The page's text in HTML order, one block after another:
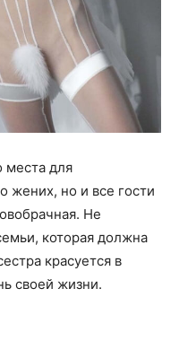
места для
жених, но и все гости
Не
которая должна
красуется в
своей жизни.